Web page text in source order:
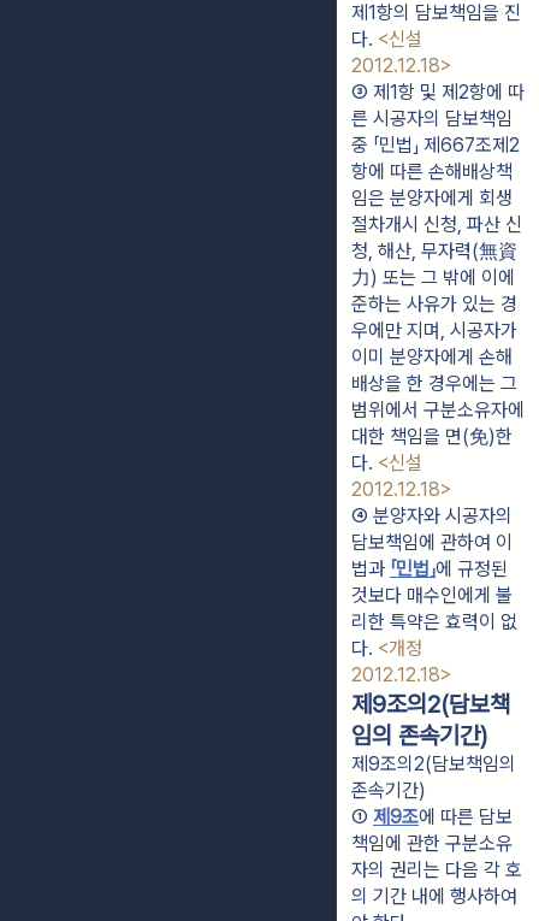
제1항의 담보책임을 진
다. <신설
2012.12.18>
③ 제1항 및 제2항에 따
른 시공자의 담보책임
중 「민법」 제667조제2
항에 따른 손해배상책
임은 분양자에게 회생
절차개시 신청, 파산 신
청, 해산, 무자력(無資
力) 또는 그 밖에 이에
준하는 사유가 있는 경
우에만 지며, 시공자가
이미 분양자에게 손해
배상을 한 경우에는 그
범위에서 구분소유자에
대한 책임을 면(免)한
다. <신설
2012.12.18>
④ 분양자와 시공자의
담보책임에 관하여 이
법과 「민법」에 규정된
것보다 매수인에게 불
리한 특약은 효력이 없
다. <개정
2012.12.18>
제9조의2(담보책
임의 존속기간)
제9조의2(담보책임의
존속기간)
① 제9조에 따른 담보
책임에 관한 구분소유
자의 권리는 다음 각 호
의 기간 내에 행사하여